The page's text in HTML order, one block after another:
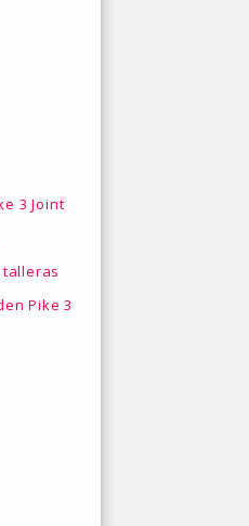
3 Joint
talleras
Pike 3